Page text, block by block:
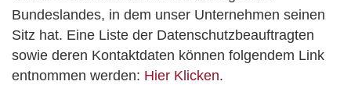
Bundeslandes, in dem unser Unternehmen seinen
Sitz hat. Eine Liste der Datenschutzbeauftragten
sowie deren Kontaktdaten können folgendem Link
entnommen werden: Hier Klicken.